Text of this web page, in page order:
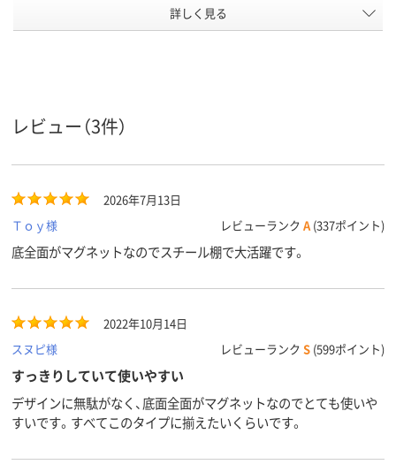
なし
アスクル
商品環境
詳しく見る
レビュー（3件）
2026年7月13日
Ｔｏｙ様
レビューランク A (337ポイント)
底全面がマグネットなのでスチール棚で大活躍です。
2022年10月14日
スヌピ様
レビューランク S (599ポイント)
すっきりしていて使いやすい
デザインに無駄がなく、底面全面がマグネットなのでとても使いや
すいです。すべてこのタイプに揃えたいくらいです。